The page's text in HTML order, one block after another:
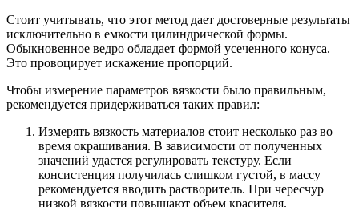
Стоит учитывать, что этот метод дает достоверные результаты
исключительно в емкости цилиндрической формы.
Обыкновенное ведро обладает формой усеченного конуса.
Это провоцирует искажение пропорций.
Чтобы измерение параметров вязкости было правильным,
рекомендуется придерживаться таких правил:
Измерять вязкость материалов стоит несколько раз во
время окрашивания. В зависимости от полученных
значений удастся регулировать текстуру. Если
консистенция получилась слишком густой, в массу
рекомендуется вводить растворитель. При чересчур
низкой вязкости повышают объем красителя.